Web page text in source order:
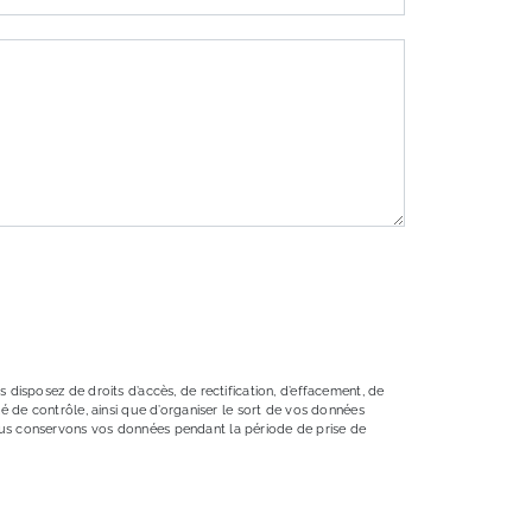
de droits d’accès, de rectification, d’effacement, de
contrôle, ainsi que d’organiser le sort de vos données
conservons vos données pendant la période de prise de